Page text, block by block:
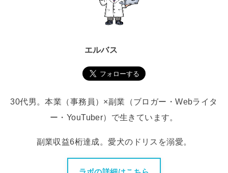
エルバス
30代男。本業（事務員）×副業（ブロガー・Webライタ
ー・YouTuber）で生きています。
副業収益6桁達成。愛犬のドリスを溺愛。